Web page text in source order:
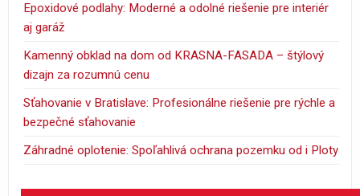
Epoxidové podlahy: Moderné a odolné riešenie pre interiér
aj garáž
Kamenný obklad na dom od KRASNA-FASADA – štýlový
dizajn za rozumnú cenu
Sťahovanie v Bratislave: Profesionálne riešenie pre rýchle a
bezpečné sťahovanie
Záhradné oplotenie: Spoľahlivá ochrana pozemku od i Ploty